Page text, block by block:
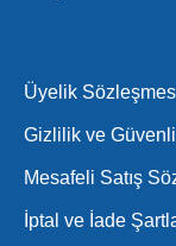
Üyelik
Gizlilik ve
Mesafeli Satış
İptal ve İade